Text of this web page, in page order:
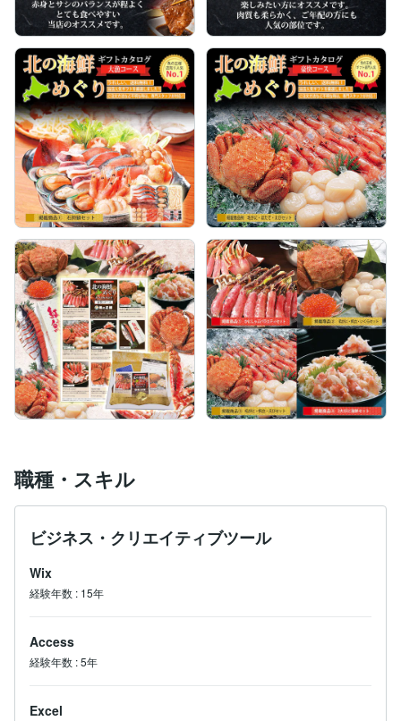
職種・スキル
ビジネス・クリエイティブツール
Wix
経験年数 : 15年
Access
経験年数 :5年
Excel